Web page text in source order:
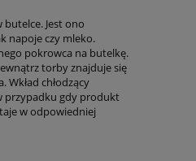
Jest ono
napoje czy mleko.
pokrowca na butelkę.
torby znajduje się
chłodzący
przypadku gdy produkt
w odpowiedniej